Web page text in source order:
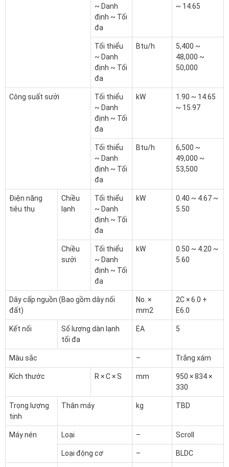
~ Danh
định ~ Tối
đa
~ 14.65
Tối thiểu
~ Danh
định ~ Tối
đa
Btu/h
5,400 ~
48,000 ~
50,000
Công suất sưởi
Tối thiểu
~ Danh
định ~ Tối
đa
kW
1.90 ~ 14.65
~ 15.97
Tối thiểu
~ Danh
định ~ Tối
đa
Btu/h
6,500 ~
49,000 ~
53,500
Điện năng
tiêu thụ
Chiều
Iạnh
Tối thiểu
~ Danh
định ~ Tối
đa
kW
0.40 ~ 4.67 ~
5.50
Chiều
sưởi
Tối thiểu
~ Danh
định ~ Tối
đa
kW
0.50 ~ 4.20 ~
5.60
Dây cấp nguồn (Bao gồm dây nối
đất)
No. ×
mm2
2C × 6.0 +
E6.0
Kết nối
Số lượng dàn lạnh
tối đa
EA 5
Màu sắc – Trắng xám
Kích thước R × C × S mm
950 × 834 ×
330
Trọng lượng
tịnh
Thân máy kg TBD
Máy nén Loại – Scroll
Loại động cơ – BLDC